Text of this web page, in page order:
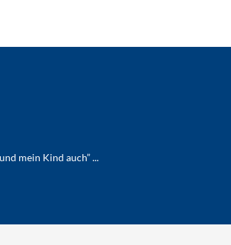
mein Kind auch” ...